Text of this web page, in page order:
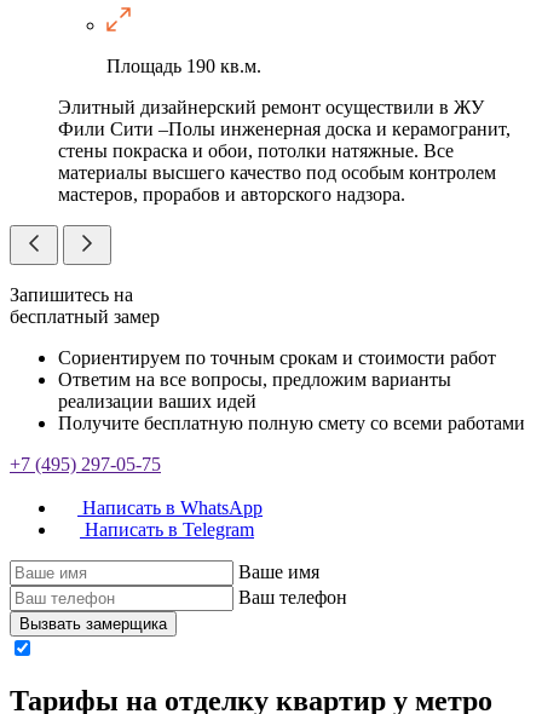
Площадь 190 кв.м.
Элитный дизайнерский ремонт осуществили в ЖУ
Фили Сити –Полы инженерная доска и керамогранит,
стены покраска и обои, потолки натяжные. Все
материалы высшего качество под особым контролем
мастеров, прорабов и авторского надзора.
Запишитесь на
бесплатный замер
Сориентируем по точным срокам и стоимости работ
Ответим на все вопросы, предложим варианты
реализации ваших идей
Получите бесплатную полную смету со всеми работами
+7 (495) 297-05-75
Написать в WhatsApp
Написать в Telegram
Ваше имя
Ваш телефон
Вызвать замерщика
Тарифы на отделку квартир у метро